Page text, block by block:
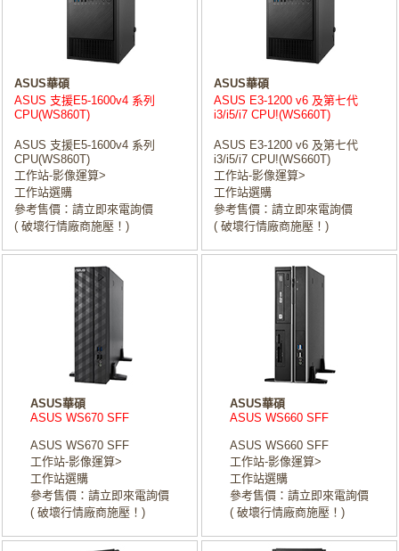
ASUS華碩
ASUS 支援E5-1600v4 系列
CPU(WS860T)
ASUS 支援E5-1600v4 系列
CPU(WS860T)
工作站-影像運算>
工作站選購
參考售價：請立即來電詢價
( 破壞行情廠商施壓！)
ASUS華碩
ASUS E3-1200 v6 及第七代
i3/i5/i7 CPU!(WS660T)
ASUS E3-1200 v6 及第七代
i3/i5/i7 CPU!(WS660T)
工作站-影像運算>
工作站選購
參考售價：請立即來電詢價
( 破壞行情廠商施壓！)
ASUS華碩
ASUS WS670 SFF
ASUS WS670 SFF
工作站-影像運算>
工作站選購
參考售價：請立即來電詢價
( 破壞行情廠商施壓！)
ASUS華碩
ASUS WS660 SFF
ASUS WS660 SFF
工作站-影像運算>
工作站選購
參考售價：請立即來電詢價
( 破壞行情廠商施壓！)